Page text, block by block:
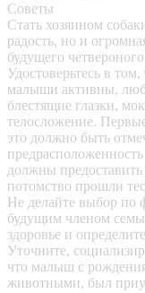
Советы
Стать хозяином
радость, но и
будущего
Удостоверьтесь в
малыши активны,
блестящие глазки,
телосложение.
это должно быть
должны
потомство прошли
Не делайте выбор по
будущим членом
здоровье и
Уточните,
что малыш с
животными, был